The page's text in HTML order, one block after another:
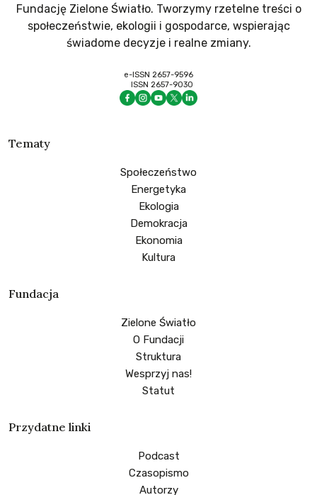
Fundację Zielone Światło. Tworzymy rzetelne treści o
społeczeństwie, ekologii i gospodarce, wspierając
świadome decyzje i realne zmiany.
e-ISSN 2657-9596
ISSN 2657-9030
Tematy
Społeczeństwo
Energetyka
Ekologia
Demokracja
Ekonomia
Kultura
Fundacja
Zielone Światło
O Fundacji
Struktura
Wesprzyj nas!
Statut
Przydatne linki
Podcast
Czasopismo
Autorzy